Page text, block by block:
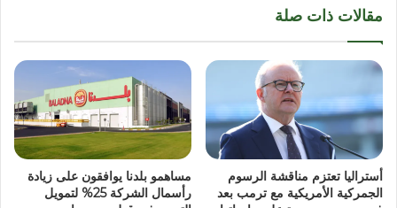
مقالات ذات صلة
أستراليا تعتزم مناقشة الرسوم
الجمركية الأمريكية مع ترمب بعد
مساهمو بلدنا يوافقون على زيادة
رأسمال الشركة 25% لتمويل